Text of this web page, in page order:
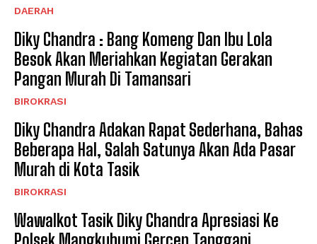
DAERAH
Diky Chandra : Bang Komeng Dan Ibu Lola
Besok Akan Meriahkan Kegiatan Gerakan
Pangan Murah Di Tamansari
BIROKRASI
Diky Chandra Adakan Rapat Sederhana, Bahas
Beberapa Hal, Salah Satunya Akan Ada Pasar
Murah di Kota Tasik
BIROKRASI
Wawalkot Tasik Diky Chandra Apresiasi Ke